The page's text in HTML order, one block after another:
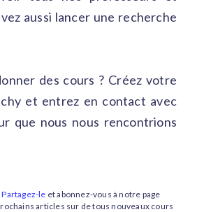
aussi lancer une recherche
des cours ? Créez votre
et entrez en contact avec
que nous nous rencontrions
Partagez-le et abonnez-vous à notre page
articles sur de tous nouveaux cours